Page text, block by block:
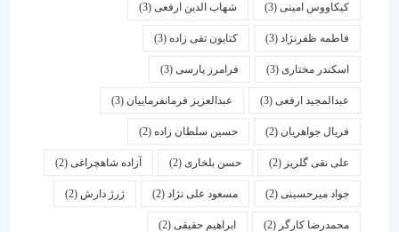
کیکاووس امینی(3) شهاب الدین ارفعی(3)
فاطمه ظفرنژاد(3) کتایون تقی زاده(3)
اسكندر مختاری (3) فرامرز پارسی(3)
عبدالمجید ارفعی(3) عبدالعزیز فرمانفرماییان(3)
فریال جواهریان(2) حسین سلطان زاده(2)
علی نقی گلریز(2) حسن بلخاری(2) آزاده شاهچراغی(2)
جواد میرحسینی(2) مسعود علی نژاد(2) ژرژ دارش (2)
محمدرضا کارگر(2) ابراهیم حقیقی(2)